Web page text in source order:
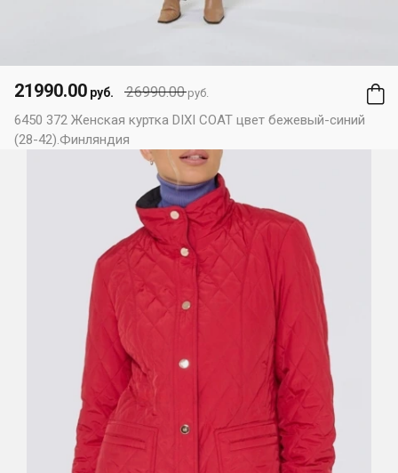
26990.00руб.
21990.00 руб.
6450 372 Женская куртка DIXI COAT цвет бежевый-синий
(28-42).Финляндия